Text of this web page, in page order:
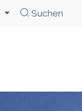
Suchen